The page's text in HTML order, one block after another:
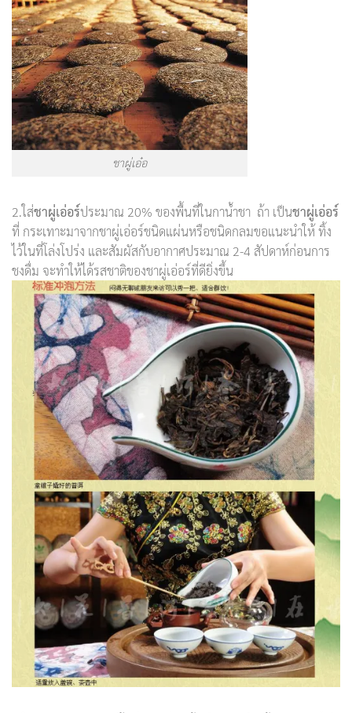
ชาผู่เอ๋อ
2.ใส่ชาผู่เอ่อร์ประมาณ 20% ของพื้นที่ในกาน้ำชา ถ้า เป็นชาผู่เอ่อร์
ที่ กระเทาะมาจากชาผู่เอ่อร์ชนิดแผ่นหรือชนิดกลมขอแนะนำให้ ทิ้ง
ไว้ในที่โล่งโปร่ง และสัมผัสกับอากาศประมาณ 2-4 สัปดาห์ก่อนการ
ชงดื่ม จะทำให้ได้รสชาติของชาผู่เอ่อร์ที่ดียิ่งขึ้น